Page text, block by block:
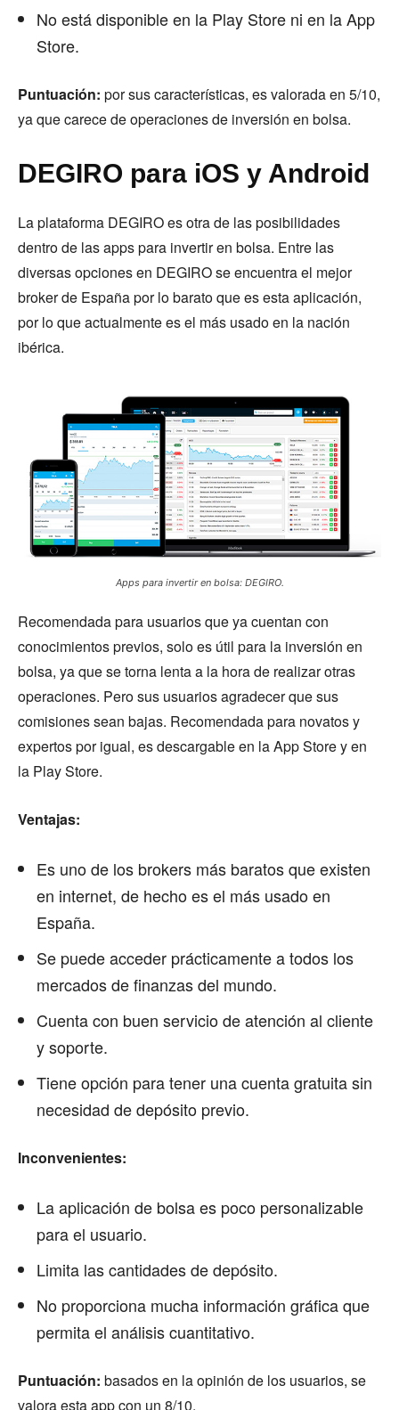
No está disponible en la Play Store ni en la App
Store.
Puntuación: por sus características, es valorada en 5/10,
ya que carece de operaciones de inversión en bolsa.
DEGIRO para iOS y Android
La plataforma DEGIRO es otra de las posibilidades
dentro de las apps para invertir en bolsa. Entre las
diversas opciones en DEGIRO se encuentra el mejor
broker de España por lo barato que es esta aplicación,
por lo que actualmente es el más usado en la nación
ibérica.
Apps para invertir en bolsa: DEGIRO.
Recomendada para usuarios que ya cuentan con
conocimientos previos, solo es útil para la inversión en
bolsa, ya que se torna lenta a la hora de realizar otras
operaciones. Pero sus usuarios agradecer que sus
comisiones sean bajas. Recomendada para novatos y
expertos por igual, es descargable en la App Store y en
la Play Store.
Ventajas:
Es uno de los brokers más baratos que existen
en internet, de hecho es el más usado en
España.
Se puede acceder prácticamente a todos los
mercados de finanzas del mundo.
Cuenta con buen servicio de atención al cliente
y soporte.
Tiene opción para tener una cuenta gratuita sin
necesidad de depósito previo.
Inconvenientes:
La aplicación de bolsa es poco personalizable
para el usuario.
Limita las cantidades de depósito.
No proporciona mucha información gráfica que
permita el análisis cuantitativo.
Puntuación: basados en la opinión de los usuarios, se
valora esta app con un 8/10.